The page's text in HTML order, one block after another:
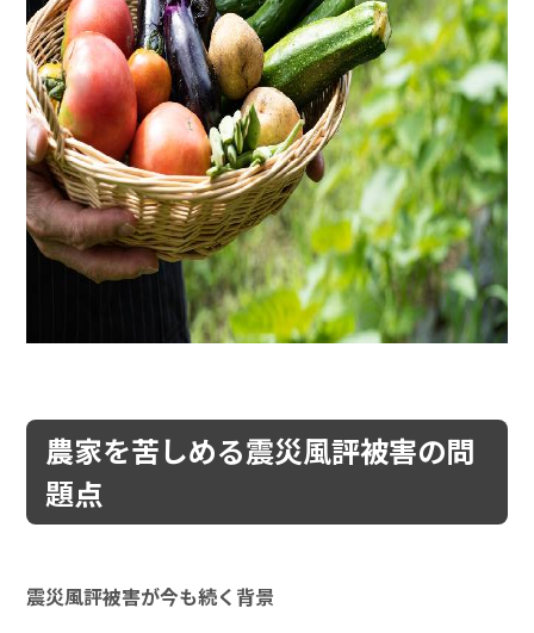
農家を苦しめる震災風評被害の問
題点
震災風評被害が今も続く背景